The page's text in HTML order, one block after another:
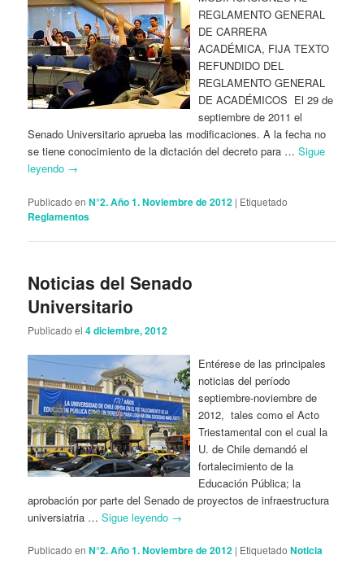
REGLAMENTO GENERAL
DE CARRERA
ACADÉMICA, FIJA TEXTO
REFUNDIDO DEL
REGLAMENTO GENERAL
DE ACADÉMICOS El 29 de
septiembre de 2011 el
Senado Universitario aprueba las modificaciones. A la fecha no
se tiene conocimiento de la dictación del decreto para …Sigue
leyendo →
Publicado en N°2. Año 1. Noviembre de 2012 | Etiquetado
Reglamentos
Noticias del Senado
Universitario
Publicado el4 diciembre, 2012
Entérese de las principales
noticias del período
septiembre-noviembre de
2012, tales como el Acto
Triestamental con el cual la
U. de Chile demandó el
fortalecimiento de la
Educación Pública; la
aprobación por parte del Senado de proyectos de infraestructura
universiatria …Sigue leyendo →
Publicado en N°2. Año 1. Noviembre de 2012 | Etiquetado Noticia